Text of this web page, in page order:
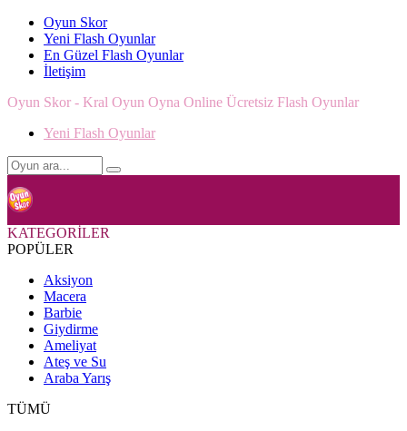
Oyun Skor
Yeni Flash Oyunlar
En Güzel Flash Oyunlar
İletişim
Oyun Skor - Kral Oyun Oyna Online Ücretsiz Flash Oyunlar
Yeni Flash Oyunlar
KATEGORİLER
POPÜLER
Aksiyon
Macera
Barbie
Giydirme
Ameliyat
Ateş ve Su
Araba Yarış
TÜMÜ